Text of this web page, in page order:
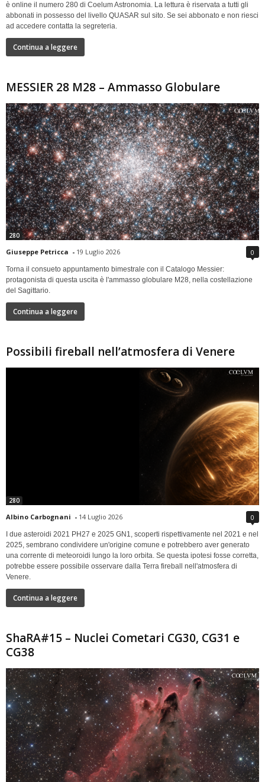
è online il numero 280 di Coelum Astronomia. La lettura è riservata a tutti gli
abbonati in possesso del livello QUASAR sul sito. Se sei abbonato e non riesci
ad accedere contatta la segreteria.
Continua a leggere
MESSIER 28 M28 – Ammasso Globulare
280
Giuseppe Petricca - 19 Luglio 2026 0
Torna il consueto appuntamento bimestrale con il Catalogo Messier:
protagonista di questa uscita è l'ammasso globulare M28, nella costellazione
del Sagittario.
Continua a leggere
Possibili fireball nell’atmosfera di Venere
280
Albino Carbognani - 14 Luglio 2026 0
I due asteroidi 2021 PH27 e 2025 GN1, scoperti rispettivamente nel 2021 e nel
2025, sembrano condividere un'origine comune e potrebbero aver generato
una corrente di meteoroidi lungo la loro orbita. Se questa ipotesi fosse corretta,
potrebbe essere possibile osservare dalla Terra fireball nell'atmosfera di
Venere.
Continua a leggere
ShaRA#15 – Nuclei Cometari CG30, CG31 e
CG38